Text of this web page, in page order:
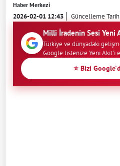
Haber Merkezi
2026-02-01 12:43 Güncelleme
Milli İradenin Sesi Yeni
Türkiye ve dünyadaki
Google listenize Yeni Akit'i
⭐ Bizi